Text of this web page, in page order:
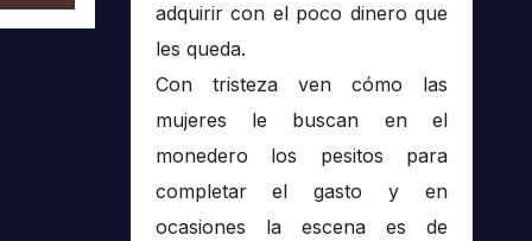
adquirir con el poco dinero que
les queda.
Con tristeza ven cómo las
mujeres le buscan en el
monedero los pesitos para
completar el gasto y en
ocasiones la escena es de